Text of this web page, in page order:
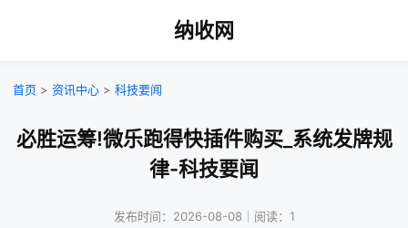
纳收网
首页 > 资讯中心 > 科技要闻
必胜运筹!微乐跑得快插件购买_系统发牌规
律-科技要闻
发布时间：2026-08-08｜阅读：1